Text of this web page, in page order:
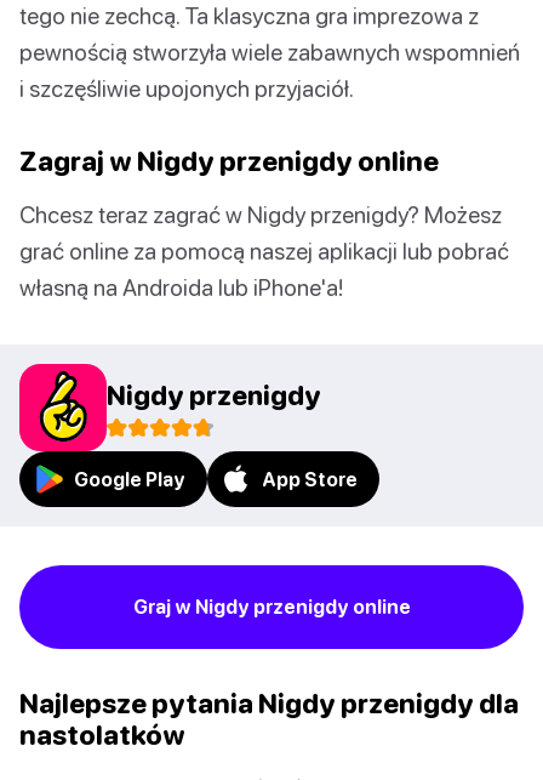
tego nie zechcą. Ta klasyczna gra imprezowa z
pewnością stworzyła wiele zabawnych wspomnień
i szczęśliwie upojonych przyjaciół.
Zagraj w Nigdy przenigdy online
Chcesz teraz zagrać w Nigdy przenigdy? Możesz
grać online za pomocą naszej aplikacji lub pobrać
własną na Androida lub iPhone'a!
Nigdy przenigdy
Google Play App Store
Graj w Nigdy przenigdy online
Najlepsze pytania Nigdy przenigdy dla
nastolatków